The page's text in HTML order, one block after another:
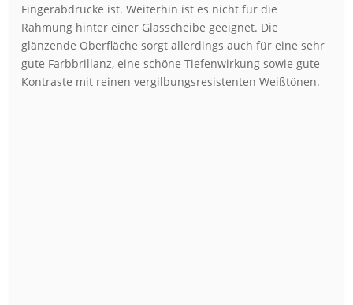
Fingerabdrücke ist. Weiterhin ist es nicht für die
Rahmung hinter einer Glasscheibe geeignet. Die
glänzende Oberfläche sorgt allerdings auch für eine sehr
gute Farbbrillanz, eine schöne Tiefenwirkung sowie gute
Kontraste mit reinen vergilbungsresistenten Weißtönen.